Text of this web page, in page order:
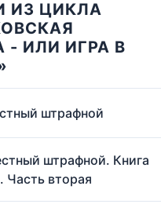
ИЗ ЦИКЛА
- ИЛИ ИГРА В
штрафной
штрафной. Книга
Часть вторая